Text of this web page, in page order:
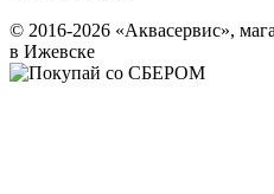
© 2016-2026 «Аквасервис»,
в Ижевске